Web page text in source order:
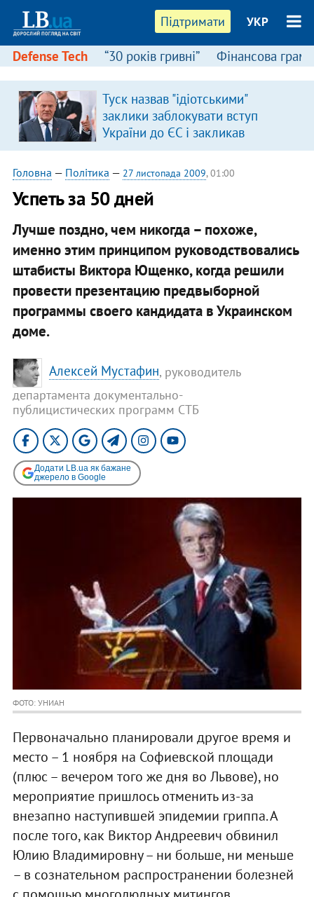
Підтримати УКР
Defense Tech “30 років гривні” Фінансова
Туск назвав "ідіотськими"
заклики заблокувати вступ
України до ЄС і закликав
припинити антиукраїнську
риторику
Головна — Політика — 27 листопада 2009, 01:00
Успеть за 50 дней
Лучше поздно, чем никогда – похоже,
именно этим принципом руководствовались
штабисты Виктора Ющенко, когда решили
провести презентацию предвыборной
программы своего кандидата в Украинском
доме.
Алексей Мустафин, руководитель
департамента документально-
публицистических программ СТБ
Додати LB.ua як бажане
джерело в Google
ФОТО: УНИАН
Первоначально планировали другое время и
место – 1 ноября на Софиевской площади
(плюс – вечером того же дня во Львове), но
мероприятие пришлось отменить из-за
внезапно наступившей эпидемии гриппа. А
после того, как Виктор Андреевич обвинил
Юлию Владимировну – ни больше, ни меньше
– в сознательном распространении болезней